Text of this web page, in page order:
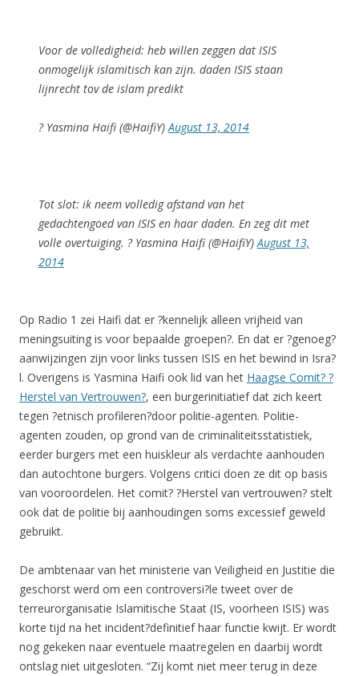
Voor de volledigheid: heb willen zeggen dat ISIS
onmogelijk islamitisch kan zijn. daden ISIS staan
lijnrecht tov de islam predikt
? Yasmina Haifi (@HaifiY)August 13, 2014
Tot slot: ik neem volledig afstand van het
gedachtengoed van ISIS en haar daden. En zeg dit met
volle overtuiging. ? Yasmina Haifi (@HaifiY)August 13,
2014
Op Radio 1 zei Haifi dat er ?kennelijk alleen vrijheid van
meningsuiting is voor bepaalde groepen?. En dat er ?genoeg?
aanwijzingen zijn voor links tussen ISIS en het bewind in Isra?
l. Overigens is Yasmina Haifi ook lid van het Haagse Comit? ?
Herstel van Vertrouwen?, een burgerinitiatief dat zich keert
tegen ?etnisch profileren?door politie-agenten. Politie-
agenten zouden, op grond van de criminaliteitsstatistiek,
eerder burgers met een huiskleur als verdachte aanhouden
dan autochtone burgers. Volgens critici doen ze dit op basis
van vooroordelen. Het comit? ?Herstel van vertrouwen? stelt
ook dat de politie bij aanhoudingen soms excessief geweld
gebruikt.
De ambtenaar van het ministerie van Veiligheid en Justitie die
geschorst werd om een controversi?le tweet over de
terreurorganisatie Islamitische Staat (IS, voorheen ISIS) was
korte tijd na het incident?definitief haar functie kwijt. Er wordt
nog gekeken naar eventuele maatregelen en daarbij wordt
ontslag niet uitgesloten. “Zij komt niet meer terug in deze